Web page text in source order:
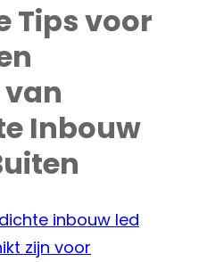
Tips voor
Inbouw
inbouw led
zijn voor